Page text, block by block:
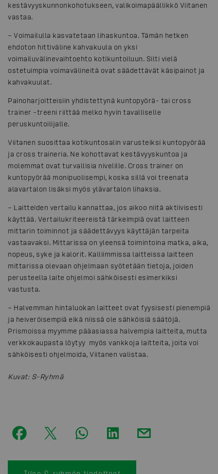
kestävyyskunnonkohotukseen, valikoimapäällikkö Viitanen
vastaa.
– Voimailulla kasvatetaan lihaskuntoa. Tämän hetken
ehdoton hittiväline kahvakuula on yksi
voimailuvälinevaihtoehto kotikuntoiluun. Silti vielä
ostetuimpia voimavälineitä ovat säädettävät käsipainot ja
kahvakuulat.
Painoharjoitteisiin yhdistettynä kuntopyörä- tai cross
trainer -treeni riittää melko hyvin tavalliselle
peruskuntoilijalle.
Viitanen suosittaa kotikuntosalin varusteiksi kuntopyörää
ja cross traineria. Ne kohottavat kestävyyskuntoa ja
molemmat ovat turvallisia nivelille. Cross trainer on
kuntopyörää monipuolisempi, koska sillä voi treenata
alavartalon lisäksi myös ylävartalon lihaksia.
– Laitteiden vertailu kannattaa, jos aikoo niitä aktiivisesti
käyttää. Vertailukriteereistä tärkeimpiä ovat laitteen
mittarin toiminnot ja säädettävyys käyttäjän tarpeita
vastaavaksi. Mittarissa on yleensä toimintoina matka, aika,
nopeus, syke ja kalorit. Kalliimmissa laitteissa laitteen
mittarissa olevaan ohjelmaan syötetään tietoja, joiden
perusteella laite ohjelmoi sähköisesti esimerkiksi
vastusta.
– Halvemman hintaluokan laitteet ovat fyysisesti pienempiä
ja heiveröisempiä eikä niissä ole sähköisiä säätöjä.
Prismoissa myymme pääasiassa halvempia laitteita, mutta
verkkokaupasta löytyy myös vankkoja laitteita, joita voi
sähköisesti ohjelmoida, Viitanen valistaa.
Kuvat: S-Ryhmä